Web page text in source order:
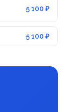
5 100 ₽
5 100 ₽